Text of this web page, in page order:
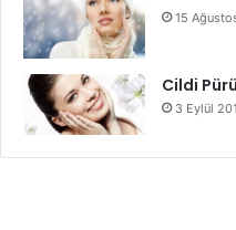
15
Cildi
3 Eylül